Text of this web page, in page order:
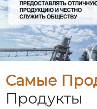
Самые
Продукты